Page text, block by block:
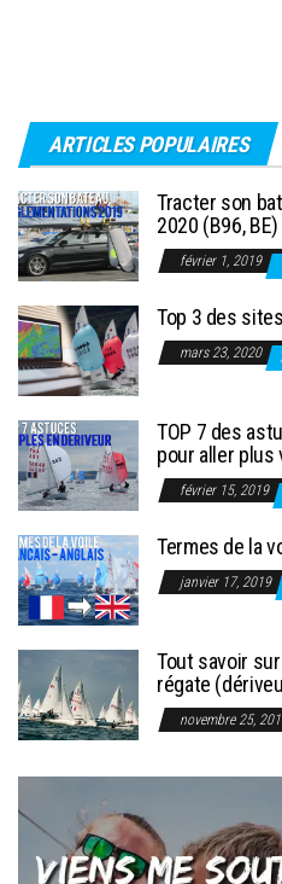
ARTICLES POPULAIRES
Tracter son
2020 (B96, BE)
février 1, 2019
Top 3 des
mars 23, 2020
TOP 7 des
pour aller plus
février 15, 2019
Termes de la
janvier 17, 2019
Tout savoir
régate
novembre 25,